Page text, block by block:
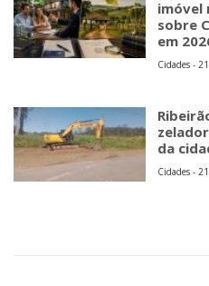
imóvel
sobre
em
Cidades -
da
Cidades -